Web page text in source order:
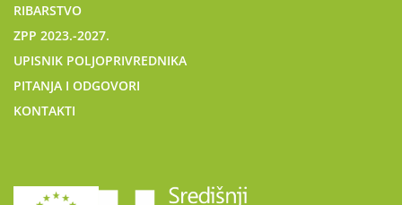
RIBARSTVO
ZPP 2023.-2027.
UPISNIK POLJOPRIVREDNIKA
PITANJA I ODGOVORI
KONTAKTI